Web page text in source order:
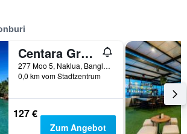
Centara Grand Mirage Beach Resort Pattaya
277 Moo 5, Naklua, Banglamung, Chonburi, Thailand
0,0 km vom Stadtzentrum
127 €
Zum Angebot